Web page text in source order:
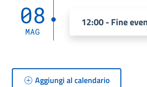
08
MAG
12:00 - Fine
Aggiungi al calendario